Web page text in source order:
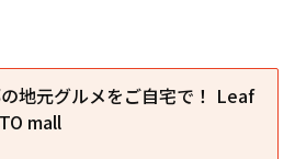
地元グルメをご自宅で！ Leaf
mall